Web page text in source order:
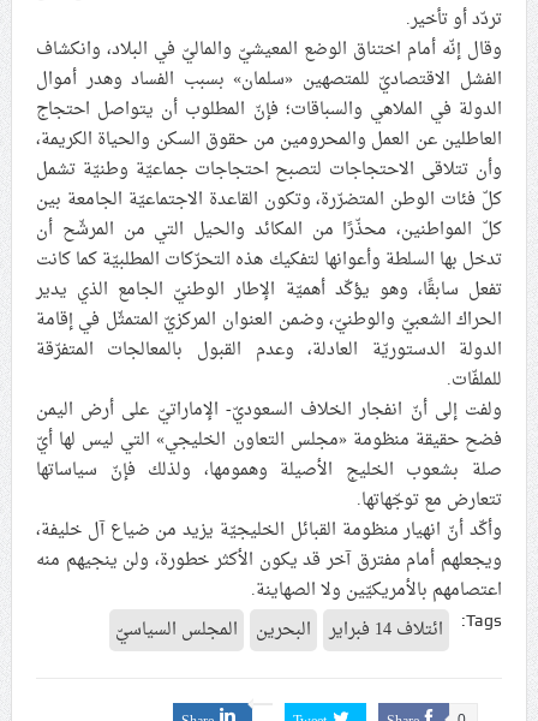
تردّد أو تأخير.
وقال إنّه أمام اختناق الوضع المعيشيّ والماليّ في البلاد، وانكشاف
الفشل الاقتصاديّ للمتصهين «سلمان» بسبب الفساد وهدر أموال
الدولة في الملاهي والسباقات؛ فإنّ المطلوب أن يتواصل احتجاج
العاطلين عن العمل والمحرومين من حقوق السكن والحياة الكريمة،
وأن تتلاقى الاحتجاجات لتصبح احتجاجات جماعيّة وطنيّة تشمل
كلّ فئات الوطن المتضرّرة، وتكون القاعدة الاجتماعيّة الجامعة بين
كلّ المواطنين، محذّرًا من المكائد والحيل التي من المرشّح أن
تدخل بها السلطة وأعوانها لتفكيك هذه التحرّكات المطلبيّة كما كانت
تفعل سابقًا، وهو يؤكّد أهميّة الإطار الوطنيّ الجامع الذي يدير
الحراك الشعبيّ والوطنيّ، وضمن العنوان المركزيّ المتمثّل في إقامة
الدولة الدستوريّة العادلة، وعدم القبول بالمعالجات المتفرّقة
للملفّات.
ولفت إلى أنّ انفجار الخلاف السعوديّ- الإماراتيّ على أرض اليمن
فضح حقيقة منظومة «مجلس التعاون الخليجي» التي ليس لها أيّ
صلة بشعوب الخليج الأصيلة وهمومها، ولذلك فإنّ سياساتها
تتعارض مع توجّهاتها.
وأكّد أنّ انهيار منظومة القبائل الخليجيّة يزيد من ضياع آل خليفة،
ويجعلهم أمام مفترق آخر قد يكون الأكثر خطورة، ولن ينجيهم منه
اعتصامهم بالأمريكيّين ولا الصهاينة.
Tags: ائتلاف 14 فبراير البحرين المجلس السياسيّ